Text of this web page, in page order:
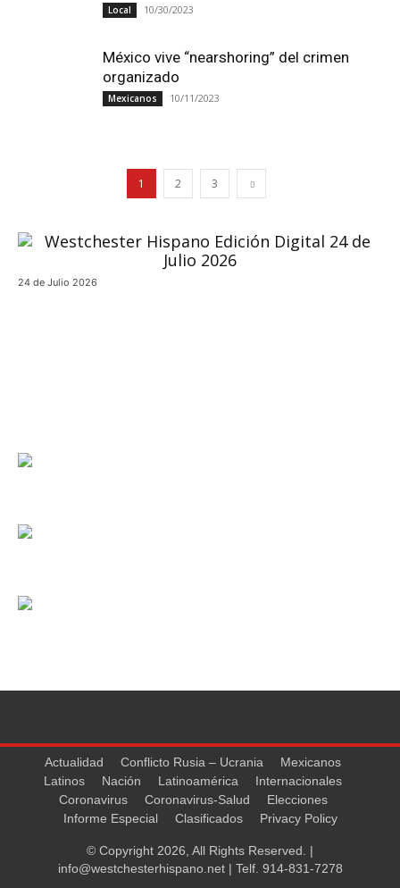
Local 10/30/2023
México vive “nearshoring” del crimen
organizado
Mexicanos 10/11/2023
1 2 3
24 de Julio 2026
Actualidad Conflicto Rusia – Ucrania
Mexicanos
Latinos
Nación Latinoamérica
Internacionales
Coronavirus
Coronavirus-Salud
Elecciones
Informe Especial
Clasificados Privacy Policy
© Copyright 2026, All Rights Reserved. |
info@westchesterhispano.net| Telf. 914-831-7278